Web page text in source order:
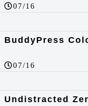
07/16
07/16